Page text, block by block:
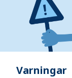
Varningar